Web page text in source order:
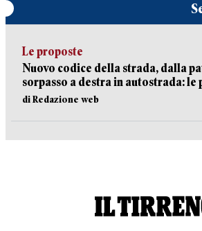
Le proposte
Nuovo codice della strada, dalla
sorpasso a destra in autostrada:
di Redazione web